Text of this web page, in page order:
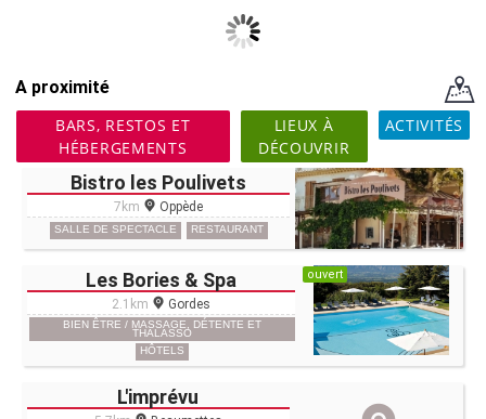
A proximité
BARS, RESTOS ET
HÉBERGEMENTS
LIEUX À
DÉCOUVRIR
ACTIVITÉS
Bistro les Poulivets
7km Oppède
SALLE DE SPECTACLE RESTAURANT
Les Bories & Spa
2.1km Gordes
BIEN ÊTRE / MASSAGE, DÉTENTE ET
THALASSO
HÔTELS
ouvert
L'imprévu